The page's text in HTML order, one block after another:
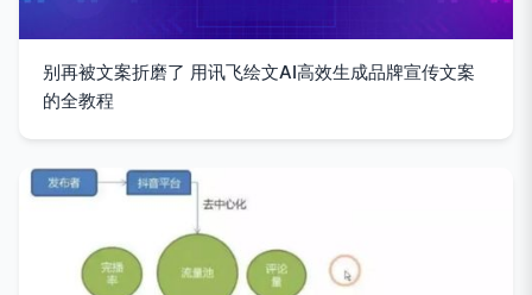
别再被文案折磨了 用讯飞绘文AI高效生成品牌宣传文案
的全教程